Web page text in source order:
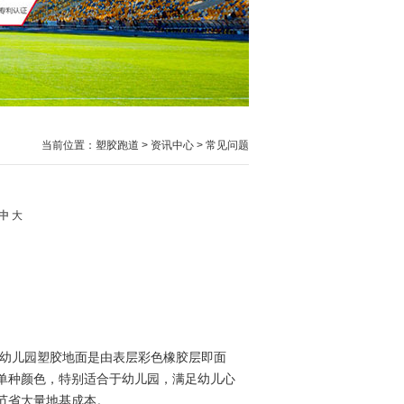
当前位置： 塑胶跑道 > 资讯中心 > 常见问题
大
儿园塑胶地面是由表层彩色橡胶层即面
种颜色，特别适合于幼儿园，满足幼儿心
大量地基成本。